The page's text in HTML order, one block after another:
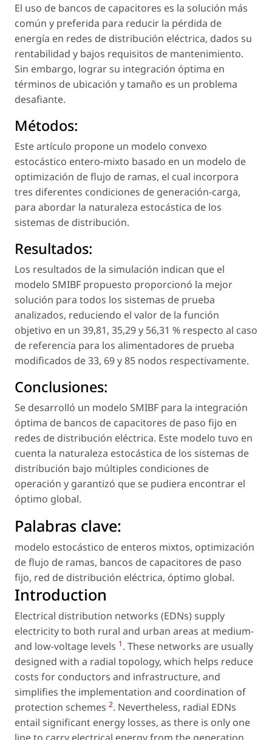
El uso de bancos de capacitores es la solución más
común y preferida para reducir la pérdida de
energía en redes de distribución eléctrica, dados su
rentabilidad y bajos requisitos de mantenimiento.
Sin embargo, lograr su integración óptima en
términos de ubicación y tamaño es un problema
desafiante.
Métodos:
Este artículo propone un modelo convexo
estocástico entero-mixto basado en un modelo de
optimización de flujo de ramas, el cual incorpora
tres diferentes condiciones de generación-carga,
para abordar la naturaleza estocástica de los
sistemas de distribución.
Resultados:
Los resultados de la simulación indican que el
modelo SMIBF propuesto proporcionó la mejor
solución para todos los sistemas de prueba
analizados, reduciendo el valor de la función
objetivo en un 39,81, 35,29 y 56,31 % respecto al caso
de referencia para los alimentadores de prueba
modificados de 33, 69 y 85 nodos respectivamente.
Conclusiones:
Se desarrolló un modelo SMIBF para la integración
óptima de bancos de capacitores de paso fijo en
redes de distribución eléctrica. Este modelo tuvo en
cuenta la naturaleza estocástica de los sistemas de
distribución bajo múltiples condiciones de
operación y garantizó que se pudiera encontrar el
óptimo global.
Palabras clave:
modelo estocástico de enteros mixtos, optimización
de flujo de ramas, bancos de capacitores de paso
fijo, red de distribución eléctrica, óptimo global.
Introduction
Electrical distribution networks (EDNs) supply
electricity to both rural and urban areas at medium-
and low-voltage levels 1. These networks are usually
designed with a radial topology, which helps reduce
costs for conductors and infrastructure, and
simplifies the implementation and coordination of
protection schemes 2. Nevertheless, radial EDNs
entail significant energy losses, as there is only one
line to carry electrical energy from the generation